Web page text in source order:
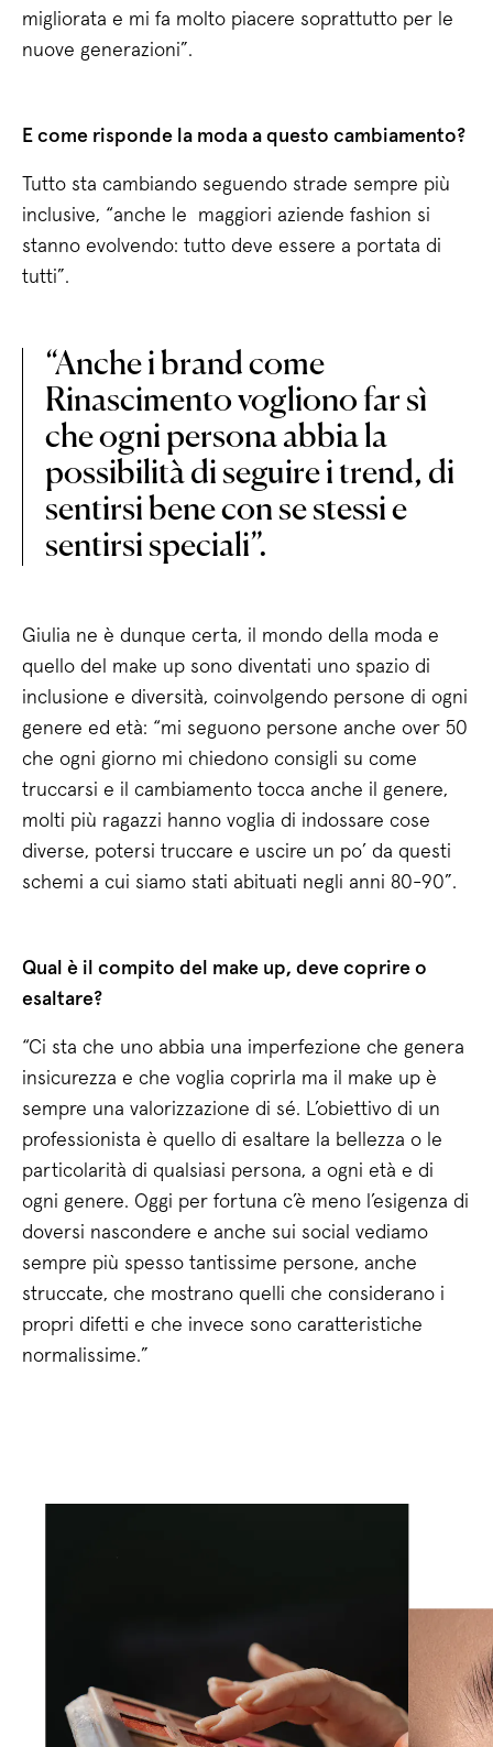
migliorata e mi fa molto piacere soprattutto per le
nuove generazioni”.
E come risponde la moda a questo cambiamento?
Tutto sta cambiando seguendo strade sempre più
inclusive, “anche le maggiori aziende fashion si
stanno evolvendo: tutto deve essere a portata di
tutti”.
“Anche i brand come
Rinascimento vogliono far sì
che ogni persona abbia la
possibilità di seguire i trend, di
sentirsi bene con se stessi e
sentirsi speciali”.
Giulia ne è dunque certa, il mondo della moda e
quello del make up sono diventati uno spazio di
inclusione e diversità, coinvolgendo persone di ogni
genere ed età: “mi seguono persone anche over 50
che ogni giorno mi chiedono consigli su come
truccarsi e il cambiamento tocca anche il genere,
molti più ragazzi hanno voglia di indossare cose
diverse, potersi truccare e uscire un po’ da questi
schemi a cui siamo stati abituati negli anni 80-90”.
Qual è il compito del make up, deve coprire o
esaltare?
“Ci sta che uno abbia una imperfezione che genera
insicurezza e che voglia coprirla ma il make up è
sempre una valorizzazione di sé. L’obiettivo di un
professionista è quello di esaltare la bellezza o le
particolarità di qualsiasi persona, a ogni età e di
ogni genere. Oggi per fortuna c’è meno l’esigenza di
doversi nascondere e anche sui social vediamo
sempre più spesso tantissime persone, anche
struccate, che mostrano quelli che considerano i
propri difetti e che invece sono caratteristiche
normalissime.”